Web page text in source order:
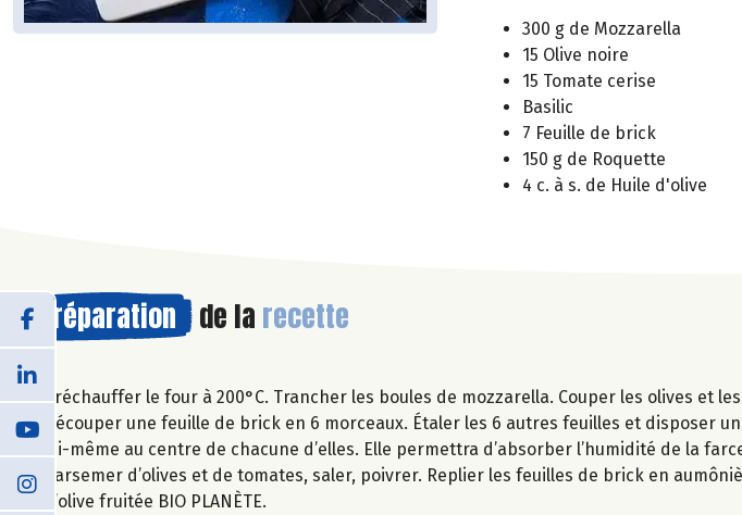
300 g de Mozzarella
15 Olive noire
15 Tomate cerise
Basilic
7 Feuille de brick
150 g de Roquette
4 c. à s. de Huile d'olive
Préparation de la recette
Préchauffer le four à 200°C. Trancher les boules de mozzarella. Couper les olives et
Découper une feuille de brick en 6 morceaux. Étaler les 6 autres feuilles et disposer
lui-même au centre de chacune d’elles. Elle permettra d’absorber l’humidité de la
parsemer d’olives et de tomates, saler, poivrer. Replier les feuilles de brick en
d’olive fruitée BIO PLANÈTE.